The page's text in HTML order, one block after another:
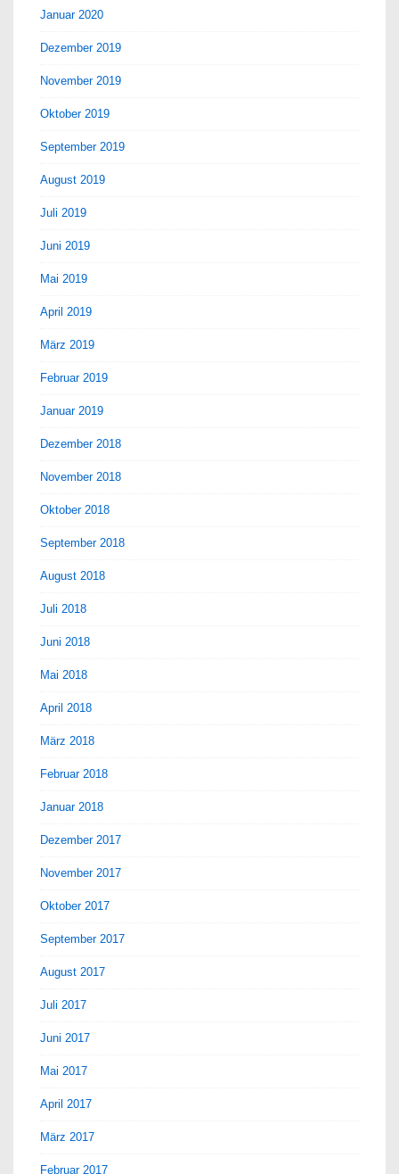
Januar 2020
Dezember 2019
November 2019
Oktober 2019
September 2019
August 2019
Juli 2019
Juni 2019
Mai 2019
April 2019
März 2019
Februar 2019
Januar 2019
Dezember 2018
November 2018
Oktober 2018
September 2018
August 2018
Juli 2018
Juni 2018
Mai 2018
April 2018
März 2018
Februar 2018
Januar 2018
Dezember 2017
November 2017
Oktober 2017
September 2017
August 2017
Juli 2017
Juni 2017
Mai 2017
April 2017
März 2017
Februar 2017